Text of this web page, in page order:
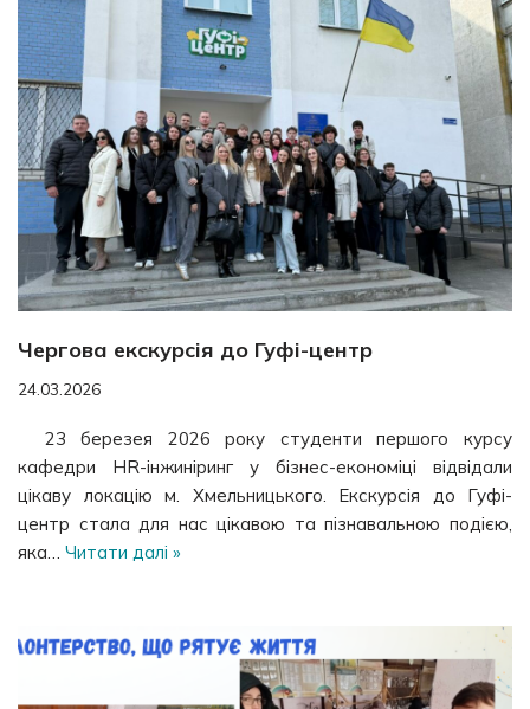
Чергова екскурсія до Гуфі-центр
24.03.2026
23 березея 2026 року студенти першого курсу
кафедри HR-інжиніринг у бізнес-економіці відвідали
цікаву локацію м. Хмельницького. Екскурсія до Гуфі-
центр стала для нас цікавою та пізнавальною подією,
яка… Читати далі »